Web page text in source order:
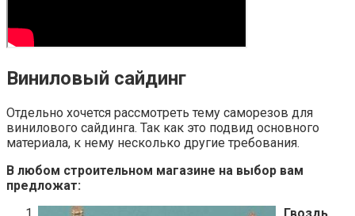
Виниловый сайдинг
Отдельно хочется рассмотреть тему саморезов для
винилового сайдинга. Так как это подвид основного
материала, к нему несколько другие требования.
В любом строительном магазине на выбор вам
предложат: